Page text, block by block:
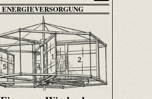
ENERGIEVERSORGUNG